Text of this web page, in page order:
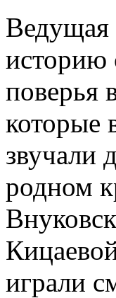
Ведущая
историю
поверья
которые
звучали
родном
играли